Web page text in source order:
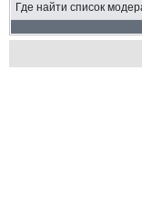
Где найти список